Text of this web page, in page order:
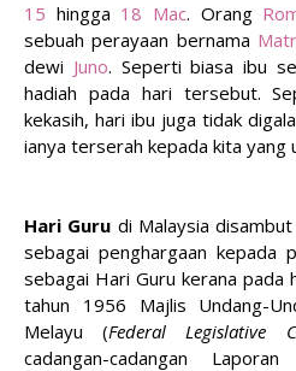
15 hingga 18 Mac. Orang
sebuah perayaan bernama
dewi Juno. Seperti biasa ibu
hadiah pada hari tersebut.
kekasih, hari ibu juga tidak
ianya terserah kepada kita yang
Hari Guru di Malaysia
sebagai penghargaan kepada
sebagai Hari Guru kerana pada
tahun 1956 Majlis Undang-
Melayu (Federal Legislative
cadangan-cadangan